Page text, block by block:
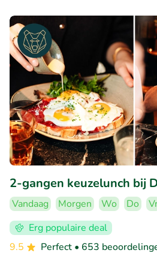
2-gangen keuzelunch bij
Vandaag Morgen Wo Do
Erg populaire deal
9.5
Perfect • 653